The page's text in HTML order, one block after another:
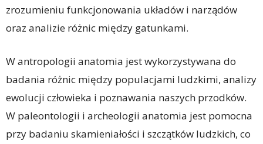
zrozumieniu funkcjonowania układów i narządów
oraz analizie różnic między gatunkami.
W antropologii anatomia jest wykorzystywana do
badania różnic między populacjami ludzkimi, analizy
ewolucji człowieka i poznawania naszych przodków.
W paleontologii i archeologii anatomia jest pomocna
przy badaniu skamieniałości i szczątków ludzkich, co